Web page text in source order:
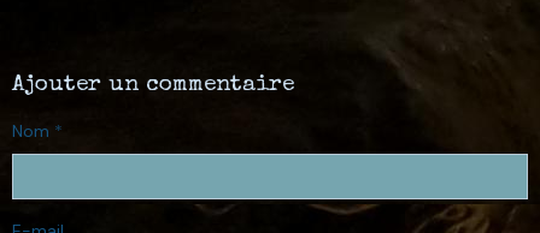
Ajouter un commentaire
Nom